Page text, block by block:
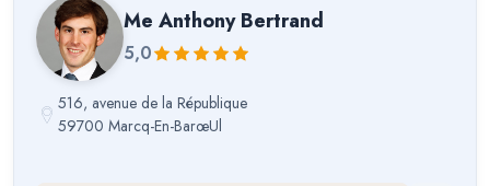
Me Anthony Bertrand
5,0
516, avenue de la République
59700 Marcq-En-BarœUl